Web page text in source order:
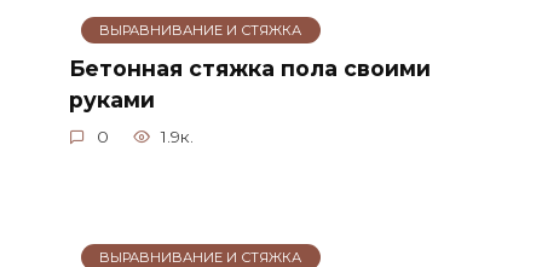
ВЫРАВНИВАНИЕ И СТЯЖКА
Бетонная стяжка пола своими
руками
0 1.9к.
ВЫРАВНИВАНИЕ И СТЯЖКА